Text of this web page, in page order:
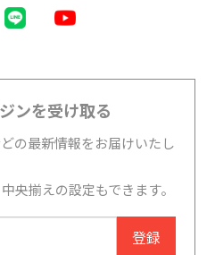
ンを受け取る
の最新情報をお届けいたし
央揃えの設定もできます。
登録